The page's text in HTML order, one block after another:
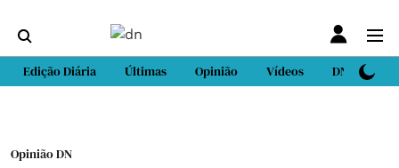
Edição Diária Últimas Opinião Vídeos DN Sport
Opinião DN